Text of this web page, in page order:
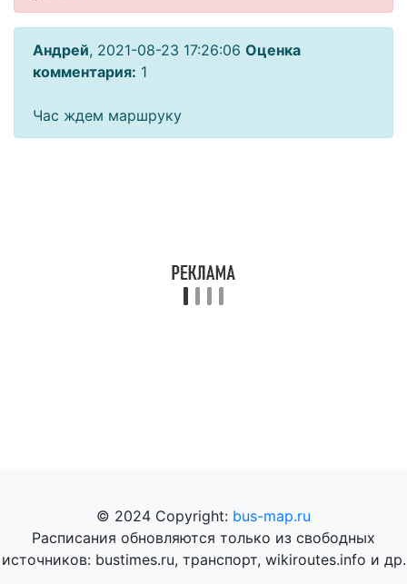
Андрей, 2021-08-23 17:26:06 Оценка
комментария: 1
Час ждем маршруку
© 2024 Copyright: bus-map.ru
Расписания обновляются только из свободных
источников: bustimes.ru, транспорт, wikiroutes.info и др.